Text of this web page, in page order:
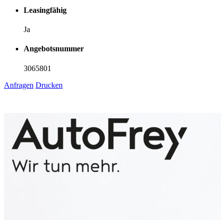
Leasingfähig
Ja
Angebotsnummer
3065801
Anfragen Drucken